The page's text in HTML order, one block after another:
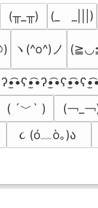
(╥_╥) (_　_|||)
) ヽ(^o^)ノ
( ´﹀` ) (￢_￢
૮ (ó﹏ò｡)ა